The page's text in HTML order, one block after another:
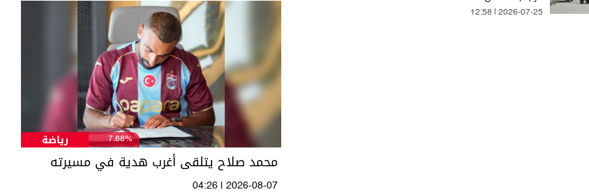
12:58 | 2026-07-25
رياضة 7.88%
محمد صلاح يتلقى أغرب هدية في مسيرته
04:26 | 2026-08-07